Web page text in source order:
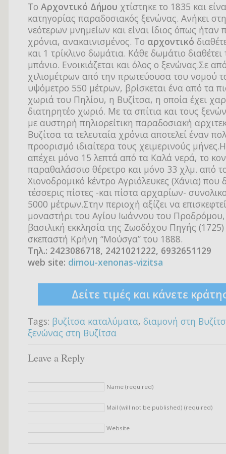
Tο Αρχοντικό Δήμου χτίστηκε το 1835 και
κατηγορίας παραδοσιακός ξενώνας. Ανήκει
νεότερων μνημείων και είναι ίδιος όπως ήταν
χρόνια, ανακαινισμένος. Το αρχοντικό
και 1 τρίκλινο δωμάτια. Κάθε δωμάτιο
μπάνιο. Ενοικιάζεται και όλος ο ξενώνας.Σε
χιλιομέτρων από την πρωτεύουσα του νομού
υψόμετρο 550 μέτρων, βρίσκεται ένα από τα
χωριά του Πηλίου, η Βυζίτσα, η οποία έχει
διατηρητέο χωριό. Με τα σπίτια και τους
με αυστηρή πηλιορείτικη παραδοσιακή
Βυζίτσα τα τελευταία χρόνια αποτελεί έναν
προορισμό ιδιαίτερα τους χειμερινούς
απέχει μόνο 15 λεπτά από τα Καλά νερά, το
παραθαλάσσιο θέρετρο και μόνο 33 χλμ. από
Χιονοδρομικό kέντρο Αγριόλευκες (Χάνια) που
τέσσερις πίστες -και πίστα αρχαρίων-
5000 μέτρων.Στην περιοχή αξίζει να
μοναστήρι του Αγίου Ιωάννου του Προδρόμου,
βασιλική εκκλησία της Ζωοδόχου Πηγής (1725)
σκεπαστή Κρήνη “Μούσγα” του 1888.
Τηλ.: 2423086718, 2421021222, 6932651129
web site: dimou-xenonas-vizitsa
Δείτε τιμές και κάνετε
Tags: βυζίτσα καταλύματα, διαμονή στη
ξενώνας στη Βυζίτσα
Leave a Reply
Name (required)
Mail (will not be published) (required)
Website